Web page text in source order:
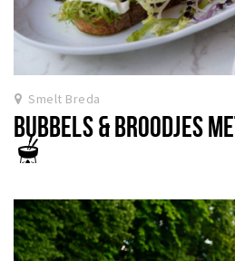
Smelt Breda
BUBBELS & BROODJES
🫕